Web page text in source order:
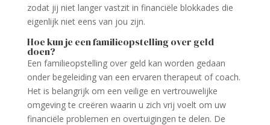
zodat jij niet langer vastzit in financiële blokkades die
eigenlijk niet eens van jou zijn.
Hoe kun je een familieopstelling over geld
doen?
Een familieopstelling over geld kan worden gedaan
onder begeleiding van een ervaren therapeut of coach.
Het is belangrijk om een veilige en vertrouwelijke
omgeving te creëren waarin u zich vrij voelt om uw
financiële problemen en overtuigingen te delen. De